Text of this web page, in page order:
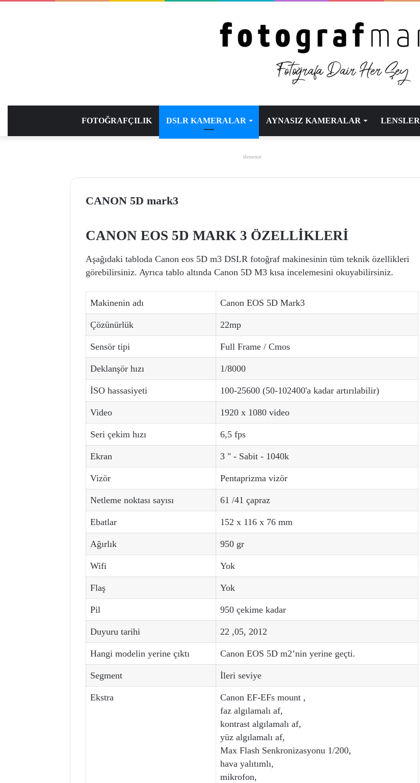
FOTOĞRAFÇILIK DSLR KAMERALAR AYNASIZ KAMERALAR LENSLER
deneme
CANON 5D mark3
CANON EOS 5D MARK 3 ÖZELLİKLERİ
Aşağıdaki tabloda Canon eos 5D m3 DSLR fotoğraf makinesinin tüm teknik özellikleri
görebilirsiniz. Ayrıca tablo altında Canon 5D M3 kısa incelemesini okuyabilirsiniz.
Makinenin adı Canon EOS 5D Mark3
Çözünürlük 22mp
Sensör tipi Full Frame / Cmos
Deklanşör hızı 1/8000
İSO hassasiyeti 100-25600 (50-102400'a kadar artırılabilir)
Video 1920 x 1080 video
Seri çekim hızı 6,5 fps
Ekran 3 " - Sabit - 1040k
Vizör Pentaprizma vizör
Netleme noktası sayısı 61 /41 çapraz
Ebatlar 152 x 116 x 76 mm
Ağırlık 950 gr
Wifi Yok
Flaş Yok
Pil 950 çekime kadar
Duyuru tarihi 22 ,05, 2012
Hangi modelin yerine çıktı Canon EOS 5D m2’nin yerine geçti.
Segment İleri seviye
Ekstra
Canon EF-EFs mount ,
faz algılamalı af,
kontrast algılamalı af,
yüz algılamalı af,
Max Flash Senkronizasyonu 1/200,
hava yalıtımlı,
mikrofon,